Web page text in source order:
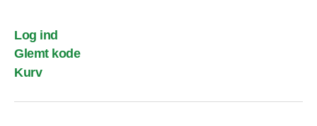
Log ind
Glemt kode
Kurv